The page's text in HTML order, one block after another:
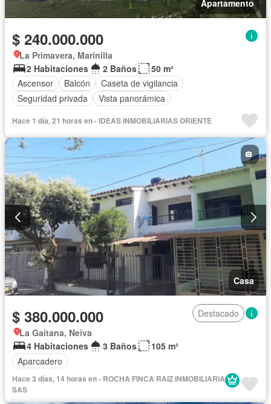
Apartamento
$ 240.000.000
La Primavera, Marinilla
2 Habitaciones
2 Baños
50 m²
Ascensor
Balcón
Caseta de vigilancia
Seguridad privada
Vista panorámica
Hace 1 día, 21 horas en - IDEAS INMOBILIARIAS ORIENTE
Casa
$ 380.000.000
Destacado
La Gaitana, Neiva
4 Habitaciones
3 Baños
105 m²
Aparcadero
Hace 3 días, 14 horas en - ROCHA FINCA RAIZ INMOBILIARIA
SAS